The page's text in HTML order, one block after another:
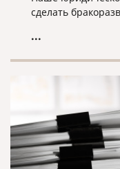
сделать
...